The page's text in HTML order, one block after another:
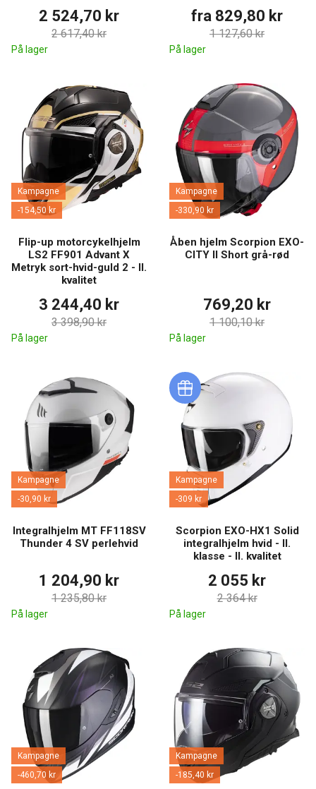
2 524,70 kr
2 617,40 kr
På lager
fra 829,80 kr
1 127,60 kr
På lager
Kampagne
-154,50 kr
Flip-up motorcykelhjelm
LS2 FF901 Advant X
Metryk sort-hvid-guld 2 - II.
kvalitet
3 244,40 kr
3 398,90 kr
På lager
Kampagne
-330,90 kr
Åben hjelm Scorpion EXO-
CITY II Short grå-rød
769,20 kr
1 100,10 kr
På lager
Kampagne
-30,90 kr
Integralhjelm MT FF118SV
Thunder 4 SV perlehvid
1 204,90 kr
1 235,80 kr
På lager
Kampagne
-309 kr
Scorpion EXO-HX1 Solid
integralhjelm hvid - II.
klasse - II. kvalitet
2 055 kr
2 364 kr
På lager
Kampagne
-460,70 kr
Kampagne
-185,40 kr